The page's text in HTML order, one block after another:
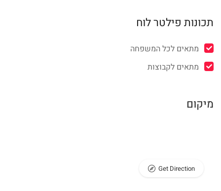
תכונות פילטר לוח
מתאים לכל המשפחה
מתאים לקבוצות
מיקום
Get Direction